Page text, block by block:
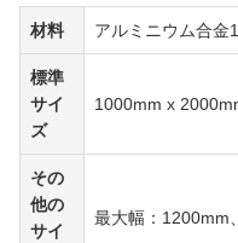
材料 アルミニウム合金
標準
サイ
ズ
1000mm x
その
他の
サイ
最大幅：1200mm